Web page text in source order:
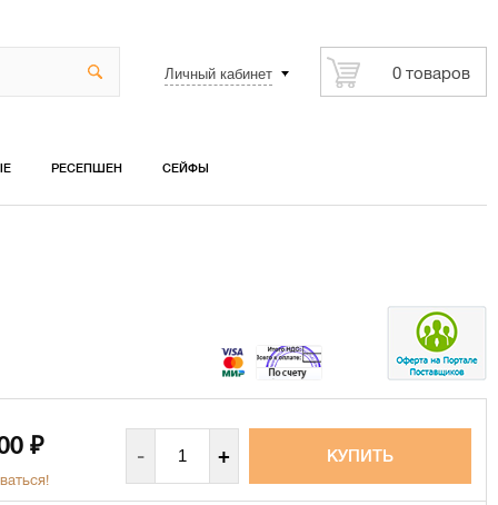
Личный кабинет 0 товаров
РЕСЕПШЕН СЕЙФЫ
₽ - +